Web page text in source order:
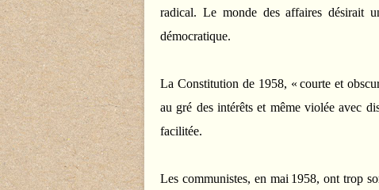
radical. Le monde des affaires désirait
démocratique.
La Constitution de 1958, « courte et
au gré des intérêts et même violée avec
facilitée.
Les communistes, en mai 1958, ont trop